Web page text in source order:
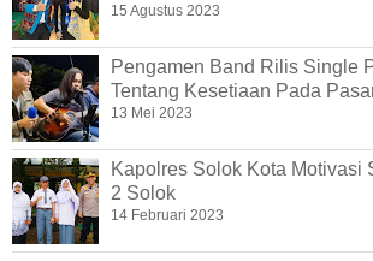
15 Agustus 2023
Pengamen Band Rilis Single
Tentang Kesetiaan Pada
13 Mei 2023
Kapolres Solok Kota Motivasi
2 Solok
14 Februari 2023